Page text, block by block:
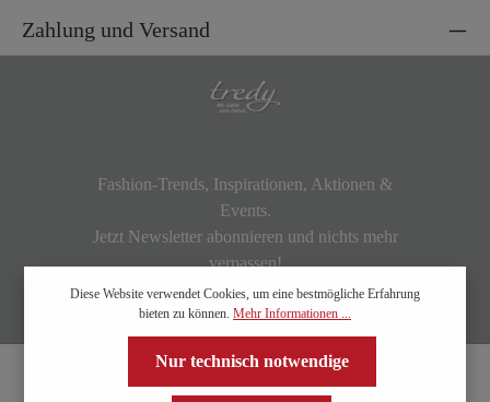
Zahlung und Versand
Fashion-Trends, Inspirationen, Aktionen &
Events.
Jetzt Newsletter abonnieren und nichts mehr
verpassen!
Diese Website verwendet Cookies, um eine bestmögliche Erfahrung
bieten zu können. Mehr Informationen ...
Nur technisch notwendige